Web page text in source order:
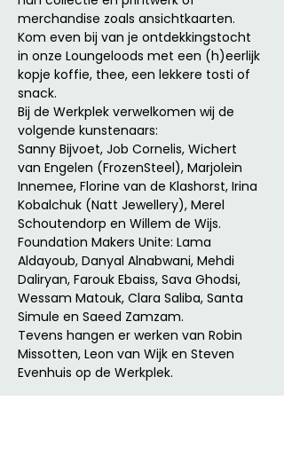
merchandise zoals ansichtkaarten.
Kom even bij van je ontdekkingstocht
in onze Loungeloods met een (h)eerlijk
kopje koffie, thee, een lekkere tosti of
snack.
Bij de Werkplek verwelkomen wij de
volgende kunstenaars:
Sanny Bijvoet, Job Cornelis, Wichert
van Engelen (FrozenSteel), Marjolein
Innemee, Florine van de Klashorst, Irina
Kobalchuk (Natt Jewellery), Merel
Schoutendorp en Willem de Wijs.
Foundation Makers Unite: Lama
Aldayoub, Danyal Alnabwani, Mehdi
Daliryan, Farouk Ebaiss, Sava Ghodsi,
Wessam Matouk, Clara Saliba, Santa
Simule en Saeed Zamzam.
Tevens hangen er werken van Robin
Missotten, Leon van Wijk en Steven
Evenhuis op de Werkplek.